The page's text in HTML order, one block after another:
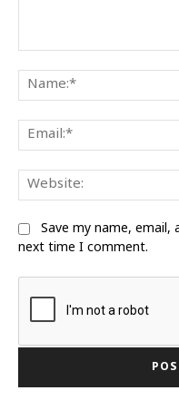
Save my name,
next time I comment.